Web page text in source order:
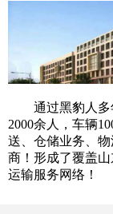
通过黑豹人多
2000余人，车辆
送、仓储业务、
商！形成了覆盖
运输服务网络！